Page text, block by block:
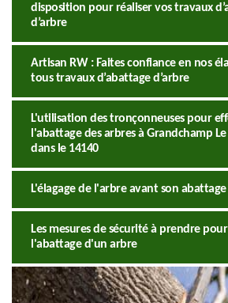
disposition pour réaliser vos travaux
d’arbre
Artisan RW : Faites confiance en nos
tous travaux d’abattage d’arbre
L'utilisation des tronçonneuses pour
l'abattage des arbres à Grandchamp
dans le 14140
L'élagage de l'arbre avant son abattage
Les mesures de sécurité à prendre
l'abattage d'un arbre